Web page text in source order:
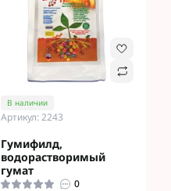
В наличии
Артикул: 2243
Гумифилд,
водорастворимый
гумат
0